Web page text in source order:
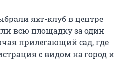
яхт-клуб в центре
всю площадку за один
прилегающий сад, где
с видом на город и